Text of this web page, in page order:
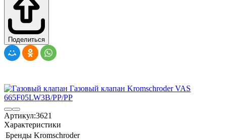
Поделиться
Артикул:3621
Характеристики
Бренды Kromschroder